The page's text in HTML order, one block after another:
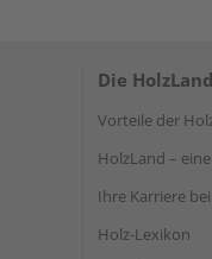
Die
Vorteile der
HolzLand –
Ihre Karriere
Holz-Lexikon